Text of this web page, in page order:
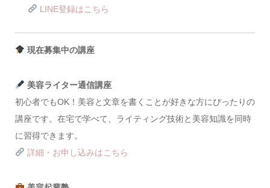
LINE登録はこちら
現在募集中の講座
美容ライター通信講座
初心者でもOK！美容と文章を書くことが好きな方にぴったりの
講座です。在宅で学べて、ライティング技術と美容知識を同時
に習得できます。
詳細・お申し込みはこちら